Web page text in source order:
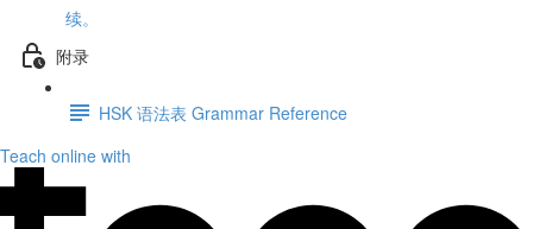
续。
附录
HSK 语法表 Grammar Reference
Teach online with